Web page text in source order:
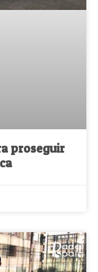
proseguir